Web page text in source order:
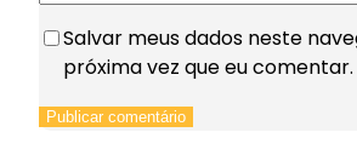
Salvar meus dados neste
próxima vez que eu comentar.